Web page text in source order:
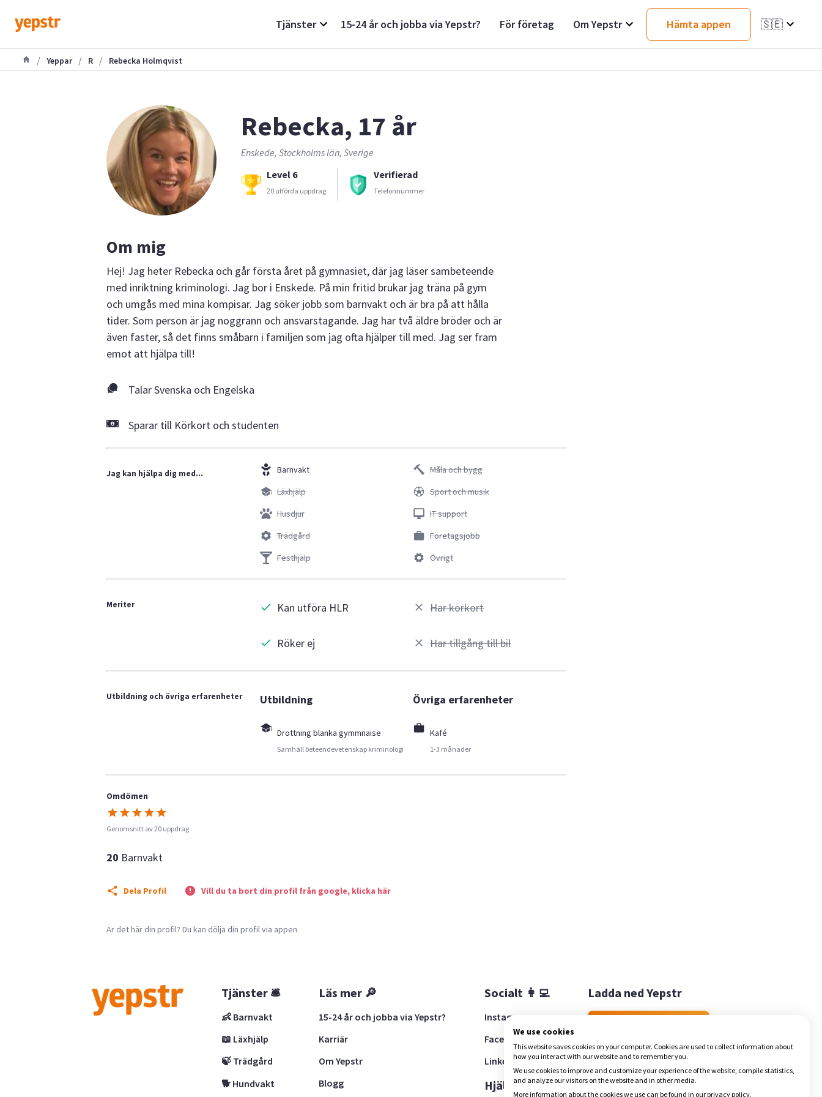
Tjänster 15-24 år och jobba via Yepstr? För företag Om Yepstr Hämta appen 🇸🇪
/ Yeppar / R / Rebecka Holmqvist
Rebecka, 17 år
Enskede, Stockholms län, Sverige
Level 6
20 utförda uppdrag
Verifierad
Telefonnummer
Om mig
Hej! Jag heter Rebecka och går första året på gymnasiet, där jag läser sambeteende
med inriktning kriminologi. Jag bor i Enskede. På min fritid brukar jag träna på gym
och umgås med mina kompisar. Jag söker jobb som barnvakt och är bra på att hålla
tider. Som person är jag noggrann och ansvarstagande. Jag har två äldre bröder och är
även faster, så det finns småbarn i familjen som jag ofta hjälper till med. Jag ser fram
emot att hjälpa till!
Talar Svenska och Engelska
Sparar till Körkort och studenten
Jag kan hjälpa dig med...
Barnvakt
Läxhjälp
Husdjur
Trädgård
Festhjälp
Måla och bygg
Sport och musik
IT support
Företagsjobb
Övrigt
Meriter Kan utföra HLR
Röker ej
Har körkort
Har tillgång till bil
Utbildning och övriga erfarenheter Utbildning
Drottning blanka gymmnaise
Samhäll beteendevetenskap kriminologi
Övriga erfarenheter
Kafé
1-3 månader
Omdömen
Genomsnitt av 20 uppdrag
20 Barnvakt
Dela Profil Vill du ta bort din profil från google, klicka här
Är det här din profil? Du kan dölja din profil via appen
Tjänster 🛎
👶 Barnvakt
📖 Läxhjälp
🍃 Trädgård
🐕 Hundvakt
Läs mer 🔎
15-24 år och jobba via Yepstr?
Karriär
Om Yepstr
Blogg
Socialt 👩‍💻
Instagram
Facebook
LinkedIn
Hjälp 🚨
Ladda ned Yepstr
We use cookies
This website saves cookies on your computer. Cookies are used to collect information about
how you interact with our website and to remember you.
We use cookies to improve and customize your experience of the website, compile statistics,
and analyze our visitors on the website and in other media.
More information about the cookies we use can be found in our privacy policy.